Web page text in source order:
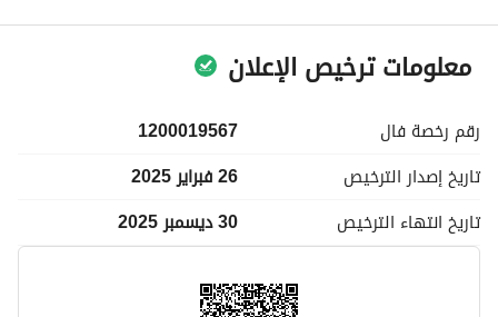
معلومات ترخيص الإعلان
رقم رخصة فال
1200019567
تاريخ إصدار الترخيص
26 فبراير 2025
تاريخ انتهاء الترخيص 30 ديسمبر 2025